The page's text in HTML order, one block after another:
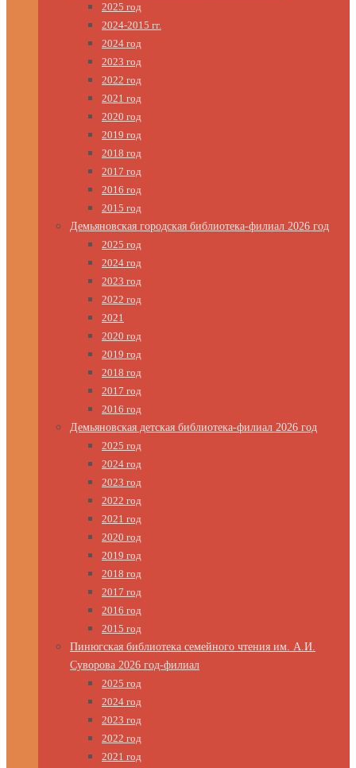
2025 год
2024-2015 гг.
2024 год
2023 год
2022 год
2021 год
2020 год
2019 год
2018 год
2017 год
2016 год
2015 год
Демьяновская городская библиотека-филиал 2026 год
2025 год
2024 год
2023 год
2022 год
2021
2020 год
2019 год
2018 год
2017 год
2016 год
Демьяновская детская библиотека-филиал 2026 год
2025 год
2024 год
2023 год
2022 год
2021 год
2020 год
2019 год
2018 год
2017 год
2016 год
2015 год
Пинюгская библиотека семейного чтения им. А.И.
Суворова 2026 год-филиал
2025 год
2024 год
2023 год
2022 год
2021 год